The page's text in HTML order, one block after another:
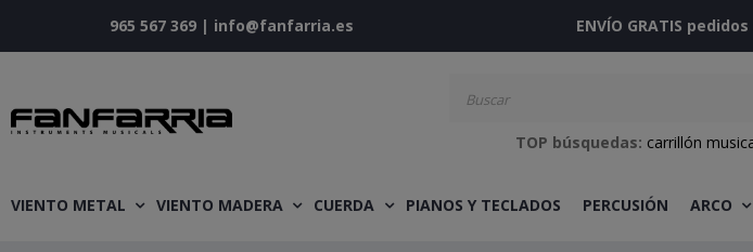
965 567 369 | info@fanfarria.es ENVÍO GRATIS
TOP búsquedas: carrillón
VIENTO METAL VIENTO MADERA CUERDA PIANOS Y TECLADOS PERCUSIÓN ARCO